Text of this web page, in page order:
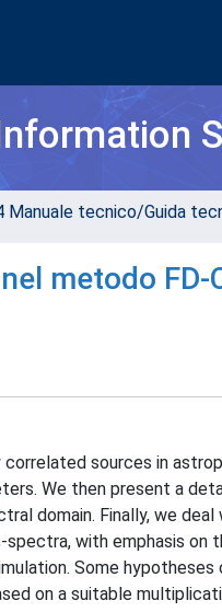
Manuale tecnico/Guida
metodo FD-
sources in
We then present a
domain. Finally, we
with emphasis
Some
on a suitable